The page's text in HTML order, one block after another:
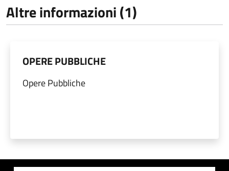
Altre informazioni (1)
OPERE PUBBLICHE
Opere Pubbliche